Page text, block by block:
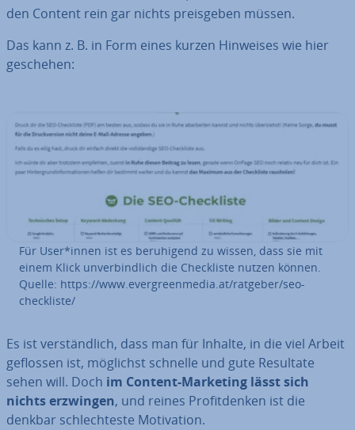
den Content rein gar nichts preis­ge­ben müssen.
Das kann z. B. in Form eines kurzen Hinweises wie hier
geschehen:
Für User*innen ist es be­ru­hi­gend zu wissen, dass sie mit
einem Klick un­ver­bind­lich die Check­lis­te nutzen können.
Quelle: https://www.ever­green­me­dia.at/ratgeber/seo-
check­lis­te/
Es ist ver­ständ­lich, dass man für Inhalte, in die viel Arbeit
geflossen ist, möglichst schnelle und gute Resultate
sehen will. Doch im Content-Marketing lässt sich
nichts erzwingen, und reines Pro­fit­den­ken ist die
denkbar schlech­tes­te Mo­ti­va­ti­on.